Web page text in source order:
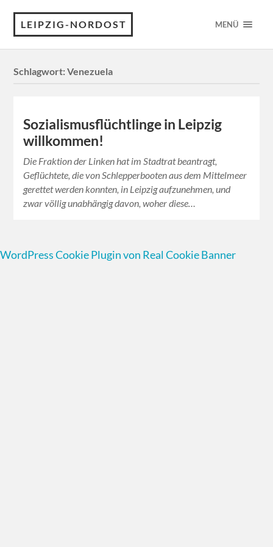
LEIPZIG-NORDOST MENÜ
Schlagwort:Venezuela
Sozialismusflüchtlinge in Leipzig
willkommen!
Die Fraktion der Linken hat im Stadtrat beantragt,
Geflüchtete, die von Schlepperbooten aus dem Mittelmeer
gerettet werden konnten, in Leipzig aufzunehmen, und
zwar völlig unabhängig davon, woher diese…
WordPress Cookie Plugin von Real Cookie Banner